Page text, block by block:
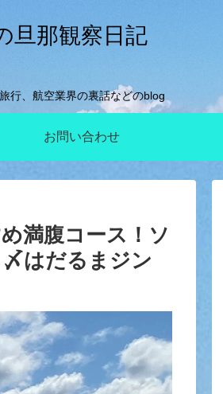
旦那観察日記
行、航空業界の裏話などのblog
お問い合わせ
満腹コース！ソ
はだるまジン